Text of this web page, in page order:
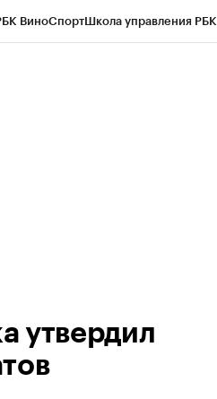
ВиноСпортШкола управления РБК
утвердил